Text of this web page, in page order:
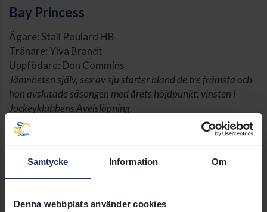
Samtycke Information Om
Denna webbplats använder cookies
Bay Princess
Ägare: Stall Poulard HB
Tränare: Ylva Brandt
Uppfödare: Don Commins
Jämnheten själv, sex av sju starter bland de tre främsta och
hon avslutade säsongen med årets höjdpunkt: vinsten i
Jockeyklubbens Avelslöpning.
Ägare: Mr Ascot
Tränare: Lennart Jr Reuterskiöld